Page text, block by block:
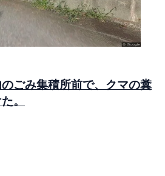
のごみ集積所前で、クマの糞
。